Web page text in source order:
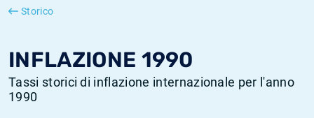
Storico
INFLAZIONE 1990
Tassi storici di inflazione internazionale per l'anno
1990
SONIA
Inflazione Stati Uniti
Tassi storici di TONAR